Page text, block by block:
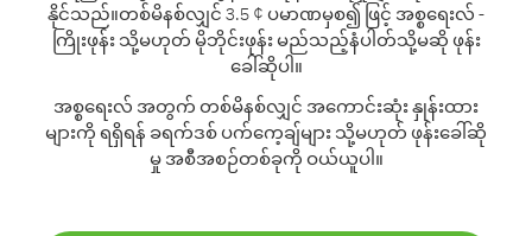
နိုင်သည်။တစ်မိနစ်လျှင် 3.5 ¢ ပမာဏမှစ၍ ဖြင့် အစ္စရေးလ် -
ကြိုးဖုန်း သို့မဟုတ် မိုဘိုင်းဖုန်း မည်သည့်နံပါတ်သို့မဆို ဖုန်း
ခေါ်ဆိုပါ။
အစ္စရေးလ် အတွက် တစ်မိနစ်လျှင် အကောင်းဆုံး နှုန်းထား
များကို ရရှိရန် ခရက်ဒစ် ပက်ကေ့ချ်များ သို့မဟုတ် ဖုန်းခေါ်ဆို
မှု အစီအစဉ်တစ်ခုကို ဝယ်ယူပါ။